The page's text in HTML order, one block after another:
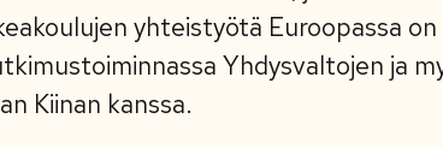
yhteistyötä Euroopassa
Yhdysvaltojen ja
Kiinan kanssa.